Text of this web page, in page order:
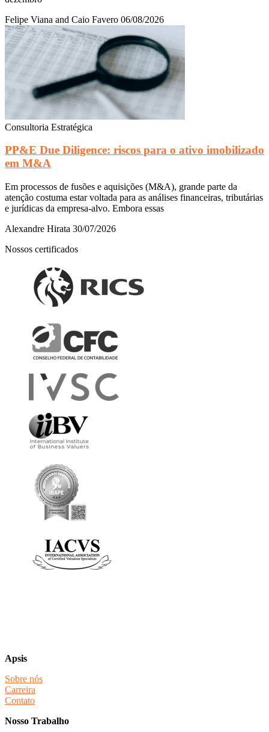
Felipe Viana and Caio Favero 06/08/2026
Consultoria Estratégica
PP&E Due Diligence: riscos para o ativo imobilizado
em M&A
Em processos de fusões e aquisições (M&A), grande parte da
atenção costuma estar voltada para as análises financeiras, tributárias
e jurídicas da empresa-alvo. Embora essas
Alexandre Hirata 30/07/2026
Nossos certificados
Apsis
Sobre nós
Carreira
Contato
Nosso Trabalho